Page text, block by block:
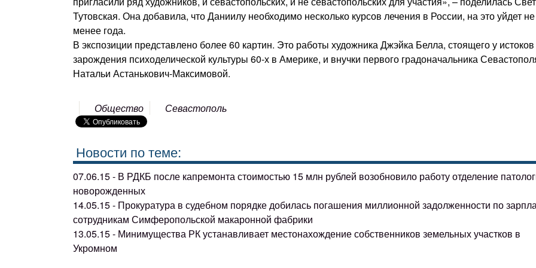
Тутовская. Она добавила, что Даниилу необходимо несколько курсов лечения в России, на это уйдет не
менее года.
В экспозиции представлено более 60 картин. Это работы художника Джэйка Белла, стоящего у истоков
зарождения психоделической культуры 60-х в Америке, и внучки первого градоначальника
Натальи Астанькович-Максимовой.
Общество Севастополь
Новости по теме:
07.06.15 - В РДКБ после капремонта стоимостью 15 млн рублей возобновило работу отделение
новорожденных
14.05.15 - Прокуратура в судебном порядке добилась погашения миллионной задолженности по
сотрудникам Симферопольской макаронной фабрики
13.05.15 - Минимущества РК устанавливает местонахождение собственников земельных участков в
Укромном